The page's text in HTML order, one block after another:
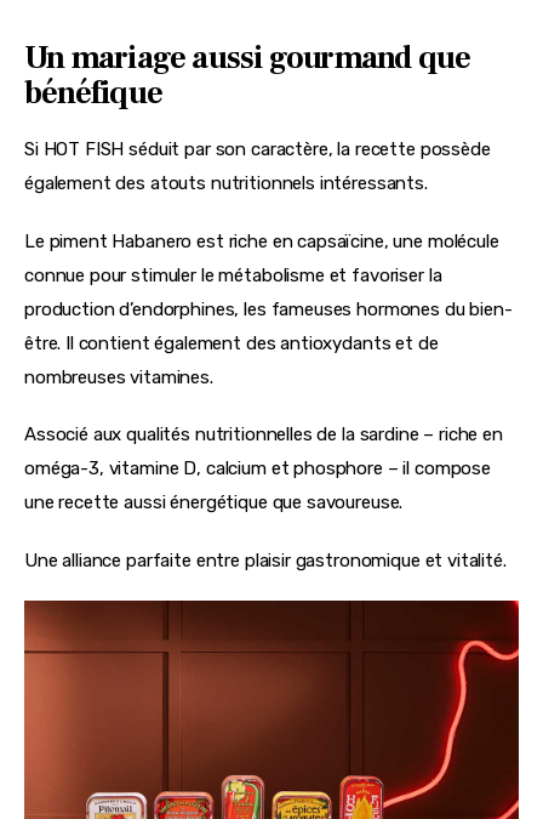
Un mariage aussi gourmand que
bénéfique
Si HOT FISH séduit par son caractère, la recette possède
également des atouts nutritionnels intéressants.
Le piment Habanero est riche en capsaïcine, une molécule
connue pour stimuler le métabolisme et favoriser la
production d’endorphines, les fameuses hormones du bien-
être. Il contient également des antioxydants et de
nombreuses vitamines.
Associé aux qualités nutritionnelles de la sardine – riche en
oméga-3, vitamine D, calcium et phosphore – il compose
une recette aussi énergétique que savoureuse.
Une alliance parfaite entre plaisir gastronomique et vitalité.